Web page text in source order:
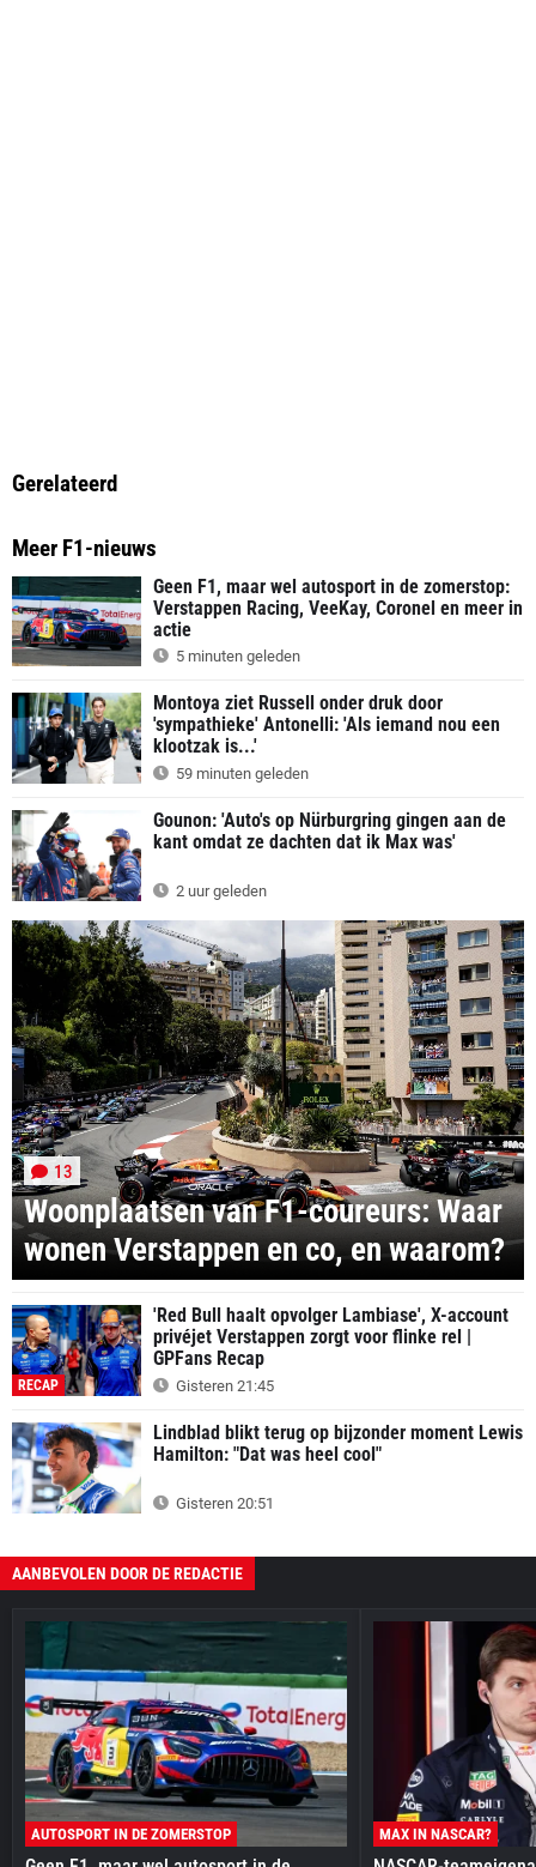
Gerelateerd
Meer F1-nieuws
Geen F1, maar wel autosport in de zomerstop:
Verstappen Racing, VeeKay, Coronel en meer in
actie
5 minuten geleden
Montoya ziet Russell onder druk door
'sympathieke' Antonelli: 'Als iemand nou een
klootzak is...'
59 minuten geleden
Gounon: 'Auto's op Nürburgring gingen aan de
kant omdat ze dachten dat ik Max was'
2 uur geleden
Woonplaatsen van F1-coureurs: Waar
wonen Verstappen en co, en waarom?
13
RECAP
'Red Bull haalt opvolger Lambiase', X-account
privéjet Verstappen zorgt voor flinke rel |
GPFans Recap
Gisteren 21:45
Lindblad blikt terug op bijzonder moment Lewis
Hamilton: "Dat was heel cool"
Gisteren 20:51
AANBEVOLEN DOOR DE REDACTIE
AUTOSPORT IN DE ZOMERSTOP MAX IN NASCAR?